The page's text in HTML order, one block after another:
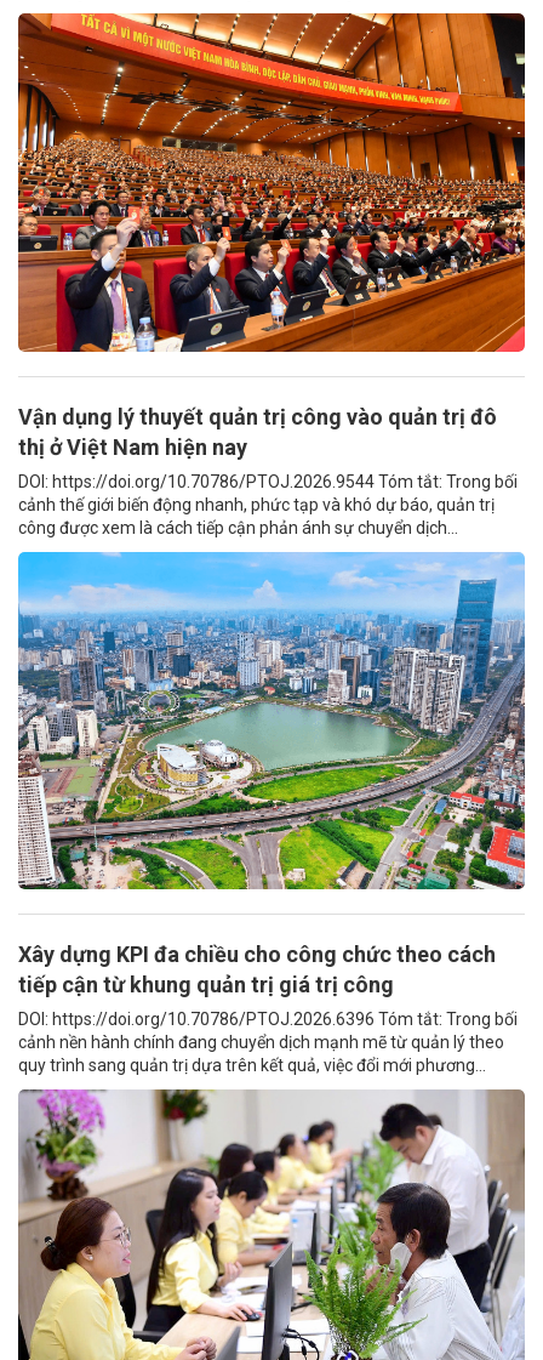
Vận dụng lý thuyết quản trị công vào quản trị đô
thị ở Việt Nam hiện nay
DOI: https://doi.org/10.70786/PTOJ.2026.9544 Tóm tắt: Trong bối
cảnh thế giới biến động nhanh, phức tạp và khó dự báo, quản trị
công được xem là cách tiếp cận phản ánh sự chuyển dịch...
Xây dựng KPI đa chiều cho công chức theo cách
tiếp cận từ khung quản trị giá trị công
DOI: https://doi.org/10.70786/PTOJ.2026.6396 Tóm tắt: Trong bối
cảnh nền hành chính đang chuyển dịch mạnh mẽ từ quản lý theo
quy trình sang quản trị dựa trên kết quả, việc đổi mới phương...